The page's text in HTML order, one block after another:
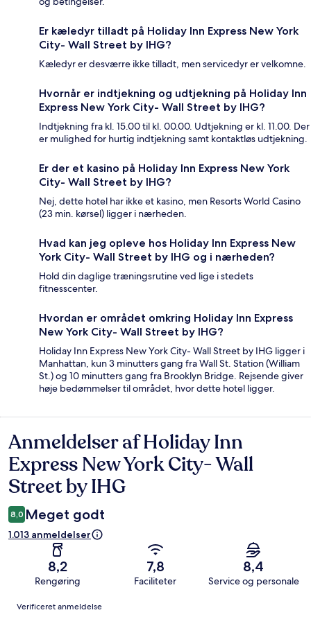
Er kæledyr tilladt på Holiday Inn Express New York
City- Wall Street by IHG?
Kæledyr er desværre ikke tilladt, men servicedyr er velkomne.
Hvornår er indtjekning og udtjekning på Holiday Inn
Express New York City- Wall Street by IHG?
Indtjekning fra kl. 15.00 til kl. 00.00. Udtjekning er kl. 11.00. Der
er mulighed for hurtig indtjekning samt kontaktløs udtjekning.
Er der et kasino på Holiday Inn Express New York
City- Wall Street by IHG?
Nej, dette hotel har ikke et kasino, men Resorts World Casino
(23 min. kørsel) ligger i nærheden.
Hvad kan jeg opleve hos Holiday Inn Express New
York City- Wall Street by IHG og i nærheden?
Hold din daglige træningsrutine ved lige i stedets
fitnesscenter.
Hvordan er området omkring Holiday Inn Express
New York City- Wall Street by IHG?
Holiday Inn Express New York City- Wall Street by IHG ligger i
Manhattan, kun 3 minutters gang fra Wall St. Station (William
St.) og 10 minutters gang fra Brooklyn Bridge. Rejsende giver
høje bedømmelser til området, hvor dette hotel ligger.
Anmeldelser
Anmeldelser af Holiday Inn
Express New York City- Wall
Street by IHG
8,0 Meget godt
1.013 anmeldelser
8,2
Rengøring
7,8
Faciliteter
8,4
Service og personale
Anmeldelser
Verificeret anmeldelse